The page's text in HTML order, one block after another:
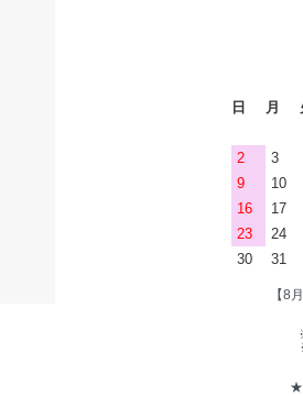
日 月
2
3
9
10
16
17
23
24
30
31
【8